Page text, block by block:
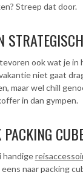
Streep dat door.
ook wat je in
niet gaat
maar wel chill
in dan gympen.
handige
naar packing